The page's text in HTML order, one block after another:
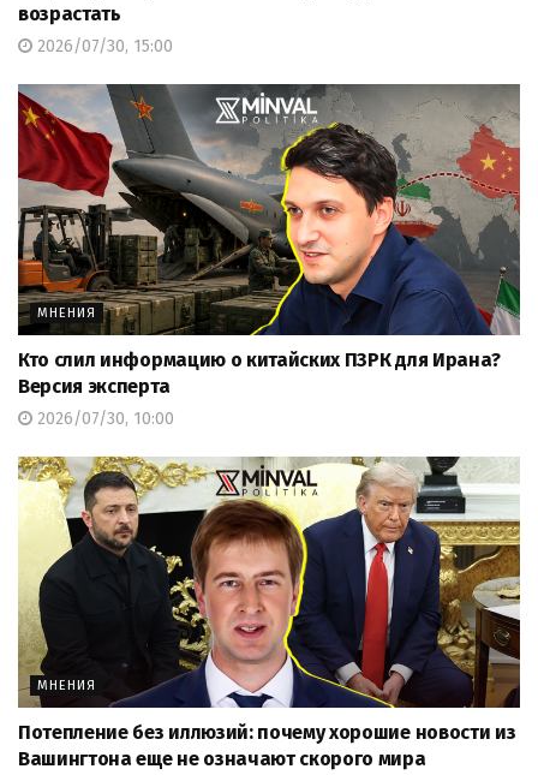
возрастать
2026/07/30, 15:00
МНЕНИЯ
Кто слил информацию о китайских ПЗРК для Ирана?
Версия эксперта
2026/07/30, 10:00
МНЕНИЯ
Потепление без иллюзий: почему хорошие новости из
Вашингтона еще не означают скорого мира